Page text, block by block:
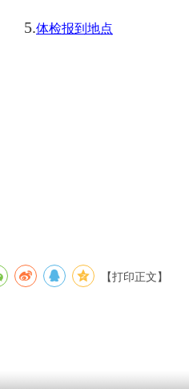
5.体检报到地点
【打印正文】